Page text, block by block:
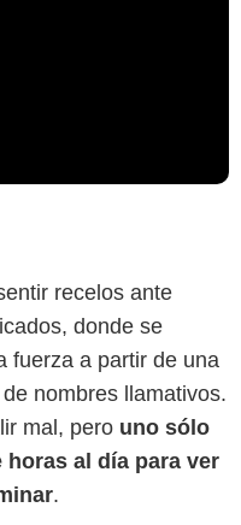
recelos ante
donde se
fuerza a partir de una
nombres llamativos.
mal, pero uno sólo
al día para ver
.